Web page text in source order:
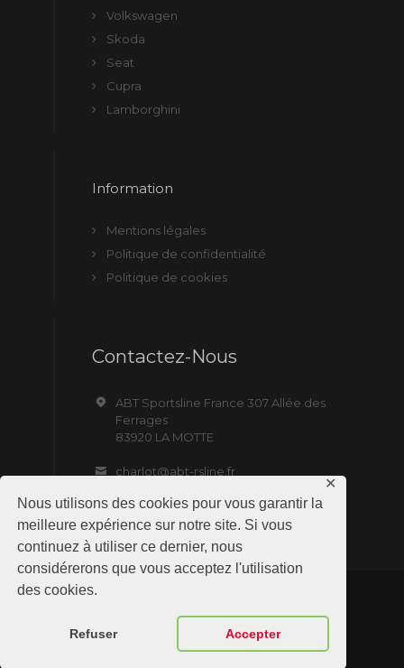
Nous utilisons des cookies pour vous garantir la
meilleure expérience sur notre site. Si vous
continuez à utiliser ce dernier, nous
considérerons que vous acceptez l'utilisation
des cookies.
Refuser Accepter
✕
Volkswagen
Skoda
Seat
Cupra
Lamborghini
Information
Mentions légales
Politique de confidentialité
Politique de cookies
Contactez-Nous
ABT Sportsline France 307 Allée des
Ferrages
83920 LA MOTTE
charlot@abt-rsline.fr
ABT Sportsline France © 2019 All Rights
Reserved. Site by NMD SAS